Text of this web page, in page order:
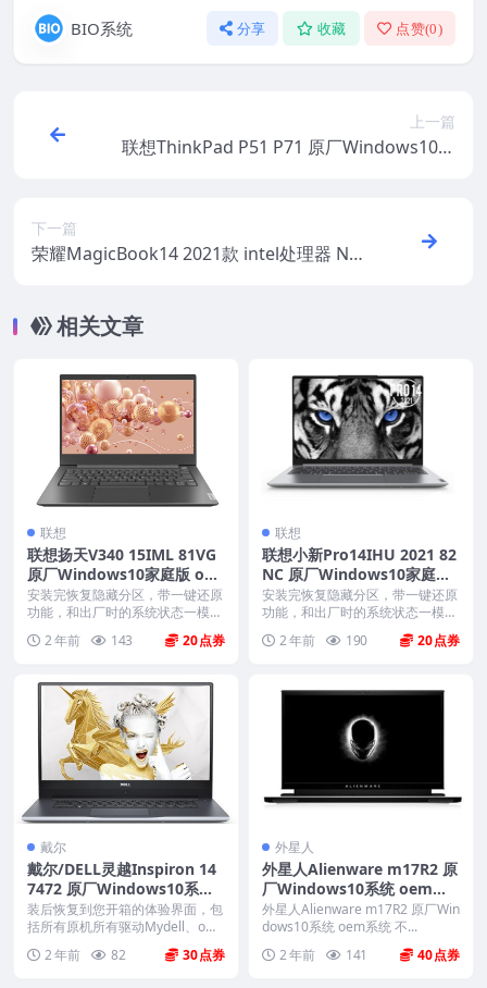
BIO系统 分享 收藏 点赞(0)
上一篇
联想ThinkPad P51 P71 原厂Windows10家
下一篇
荣耀MagicBook14 2021款 intel处理器 ND
相关文章
联想
联想扬天V340 15IML 81VG
原厂Windows10家庭版 oe
m系统镜像下载
安装完恢复隐藏分区，带一键还原
功能，和出厂时的系统状态一模一
2 年前 143 20
联想
联想小新Pro14IHU 2021 82
NC 原厂Windows10家庭版
oem系统镜像下载
安装完恢复隐藏分区，带一键还原
功能，和出厂时的系统状态一模一
2 年前 190 20
戴尔
戴尔/DELL灵越Inspiron 14
7472 原厂Windows10系统
oem系统 不带F12功能
装后恢复到您开箱的体验界面，包
括所有原机所有驱动Mydell、offic
2 年前 82 30
外星人
外星人Alienware m17R2 原
厂Windows10系统 oem系
统 不带F12一键还原
外星人Alienware m17R2 原厂Win
dows10系统 oem系统 不...
2 年前
141 40